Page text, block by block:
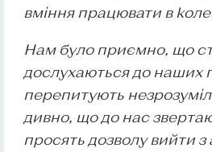
вміння працювати в
Нам було приємно, що
дослухаються до наших
перепитують
дивно, що до нас
просять дозволу вийти з